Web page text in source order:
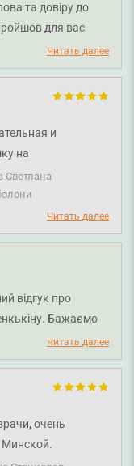
та довіру до
для вас
невролог
й доступно
Бажаємо вам
Читать далее
и
на
осмотр,
вопросы и
приёмом и
Светлана
Читать далее
відгук про
Бажаємо
Читать далее
очень
Минской.